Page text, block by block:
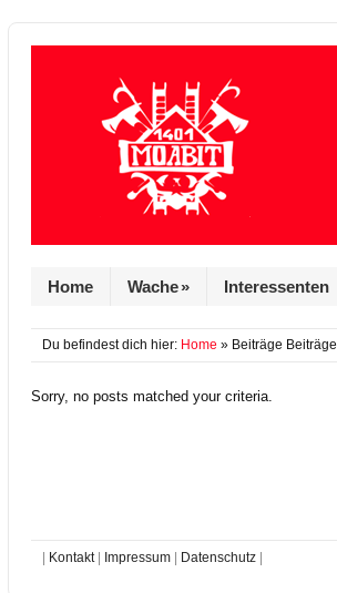
Home Wache» Interessenten
Du befindest dich hier: Home » Beiträge Beiträge
Sorry, no posts matched your criteria.
Kontakt| Impressum| Datenschutz|